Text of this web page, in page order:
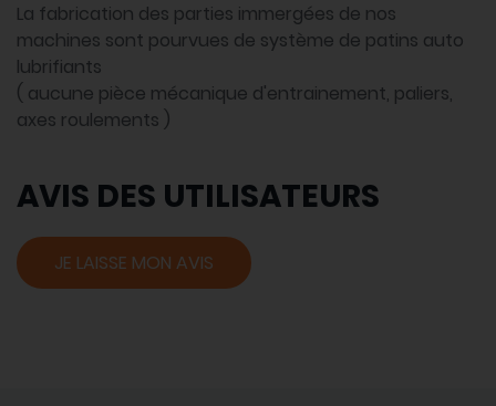
La fabrication des parties immergées de nos
machines sont pourvues de système de patins auto
lubrifiants
( aucune pièce mécanique d'entrainement, paliers,
axes roulements )
AVIS DES UTILISATEURS
JE LAISSE MON AVIS